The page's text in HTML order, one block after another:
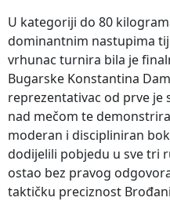
U kategoriji do 80
dominantnim nastupima
vrhunac turnira bila je
Bugarske Konstantina
reprezentativac od prve
nad mečom te
moderan i discipliniran
dodijelili pobjedu u sve tri
ostao bez pravog
taktičku preciznost